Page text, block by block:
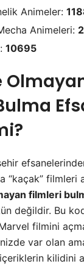
Animeler:
Animeleri:
10695
“kaçak” filmleri
filmleri
değildir. Bu
filmini
var olan
kilidini